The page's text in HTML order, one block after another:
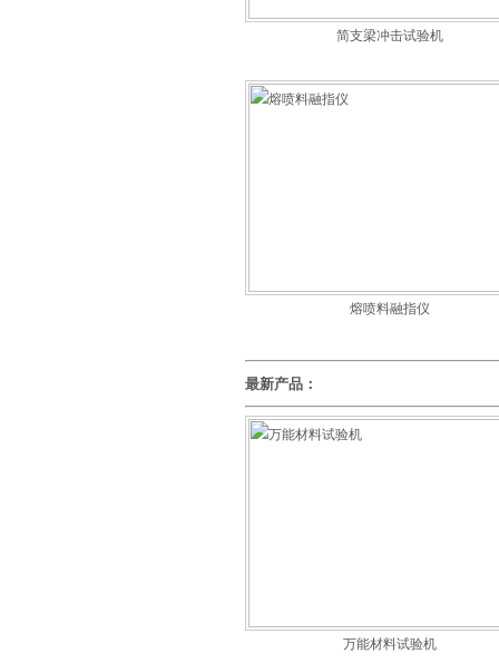
简支梁冲击试验机
熔喷料融指仪
最新产品：
万能材料试验机